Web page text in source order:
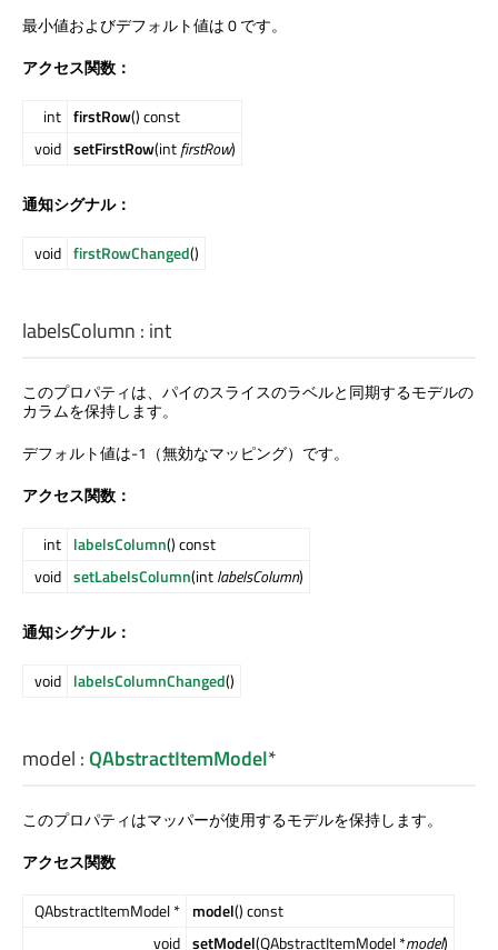
最小値およびデフォルト値は 0 です。
アクセス関数：
int firstRow() const
void setFirstRow(intfirstRow)
通知シグナル：
void firstRowChanged()
labelsColumn : int
このプロパティは、パイのスライスのラベルと同期するモデルの
カラムを保持します。
デフォルト値は-1（無効なマッピング）です。
アクセス関数：
int labelsColumn() const
void setLabelsColumn(intlabelsColumn)
通知シグナル：
void labelsColumnChanged()
model :QAbstractItemModel*
このプロパティはマッパーが使用するモデルを保持します。
アクセス関数
QAbstractItemModel * model() const
void setModel(QAbstractItemModel *model)